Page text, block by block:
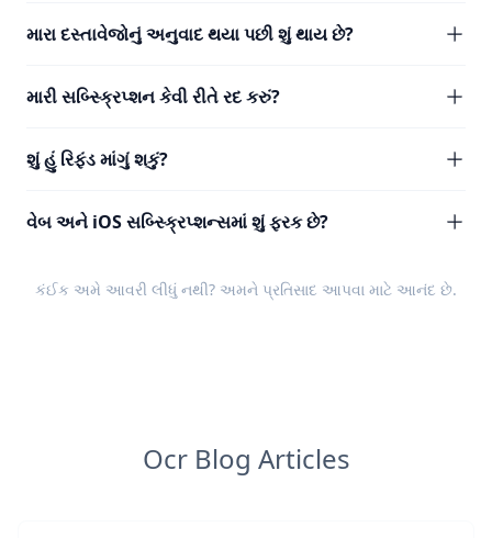
મારા દસ્તાવેજોનું અનુવાદ થયા પછી શું થાય છે?
મારી સબ્સ્ક્રિપ્શન કેવી રીતે રદ કરું?
શું હું રિફંડ માંગું શકું?
વેબ અને iOS સબ્સ્ક્રિપ્શન્સમાં શું ફરક છે?
કંઈક અમે આવરી લીધું નથી? અમને પ્રતિસાદ આપવા માટે આનંદ છે.
Ocr Blog Articles